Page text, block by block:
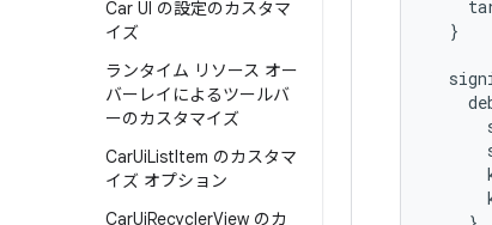
Car UI の設定のカスタマ
イズ
ランタイム リソース オー
バーレイによるツールバ
ーのカスタマイズ
CarUiListItem のカスタマ
イズ オプション
CarUiRecyclerView のカ
}